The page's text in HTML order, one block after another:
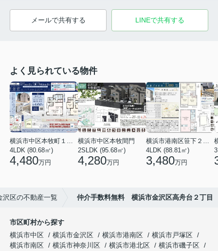
メールで共有する LINEで共有する
よく見られている物件
横浜市中区本牧町１丁目
4LDK (80.68㎡)
4,480万円
横浜市中区本牧間門
2SLDK (95.68㎡)
4,280万円
横浜市港南区笹下２丁目
4LDK (88.81㎡)
3,480万円
沢区の不動産一覧 仲介手数料無料 横浜市金沢区高舟台２丁目
市区町村から探す
横浜市中区
横浜市金沢区 横浜市港南区
横浜市戸塚区
横浜市南区
横浜市神奈川区 横浜市港北区
横浜市磯子区